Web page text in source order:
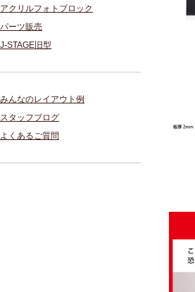
アクリルフォトブロック
パーツ販売
J-STAGE旧型
みんなのレイアウト例
スタッフブログ
よくあるご質問